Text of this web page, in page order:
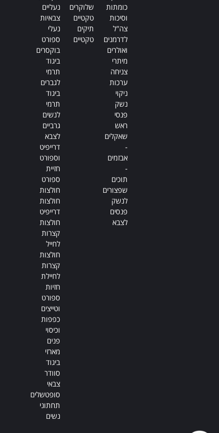
כומתות
וסיכות
צה"ל
לדרמנים
ואולרים
מיתרי
צניחה
ערכות
ניקוי
נשק
פנסי
ראש
שאקלים
-
אבזמים
-
תוכים
שפצורים
לנשק
פנסים
לצבא
שלוקרים
טקטיים
תיקים
טקטיים
נעליים
צבאיות
נעלי
ספורט
בוקסרים
ביגוד
תרמי
לגברים
ביגוד
תרמי
לנשים
גרביים
לצבא
דרייפיט
וספורט
חזיית
ספורט
חולצות
חולצות
דרייפיט
חולצות
קצרות
לחייל
חולצות
קצרות
לחיילת
חזיות
ספורט
וטייצים
כפפות
וכיסוי
פנים
מארזי
ביגוד
סוודר
צבאי
סופטשלים
תחתוני
נשים